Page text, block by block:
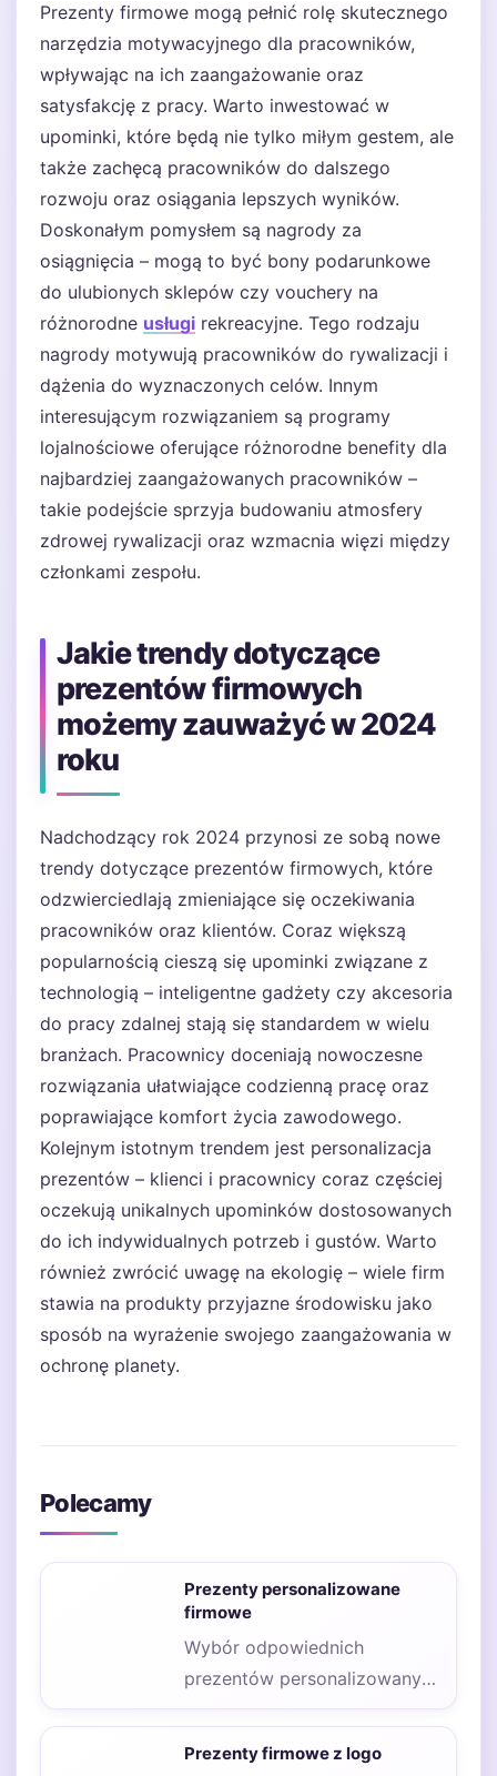
Prezenty firmowe mogą pełnić rolę skutecznego
narzędzia motywacyjnego dla pracowników,
wpływając na ich zaangażowanie oraz
satysfakcję z pracy. Warto inwestować w
upominki, które będą nie tylko miłym gestem, ale
także zachęcą pracowników do dalszego
rozwoju oraz osiągania lepszych wyników.
Doskonałym pomysłem są nagrody za
osiągnięcia – mogą to być bony podarunkowe
do ulubionych sklepów czy vouchery na
różnorodne usługi rekreacyjne. Tego rodzaju
nagrody motywują pracowników do rywalizacji i
dążenia do wyznaczonych celów. Innym
interesującym rozwiązaniem są programy
lojalnościowe oferujące różnorodne benefity dla
najbardziej zaangażowanych pracowników –
takie podejście sprzyja budowaniu atmosfery
zdrowej rywalizacji oraz wzmacnia więzi między
członkami zespołu.
Jakie trendy dotyczące
prezentów firmowych
możemy zauważyć w 2024
roku
Nadchodzący rok 2024 przynosi ze sobą nowe
trendy dotyczące prezentów firmowych, które
odzwierciedlają zmieniające się oczekiwania
pracowników oraz klientów. Coraz większą
popularnością cieszą się upominki związane z
technologią – inteligentne gadżety czy akcesoria
do pracy zdalnej stają się standardem w wielu
branżach. Pracownicy doceniają nowoczesne
rozwiązania ułatwiające codzienną pracę oraz
poprawiające komfort życia zawodowego.
Kolejnym istotnym trendem jest personalizacja
prezentów – klienci i pracownicy coraz częściej
oczekują unikalnych upominków dostosowanych
do ich indywidualnych potrzeb i gustów. Warto
również zwrócić uwagę na ekologię – wiele firm
stawia na produkty przyjazne środowisku jako
sposób na wyrażenie swojego zaangażowania w
ochronę planety.
Polecamy
Prezenty personalizowane
firmowe
Wybór odpowiednich
prezentów personalizowanych
firmowych może być
kluczowy dla budowania
Prezenty firmowe z logo